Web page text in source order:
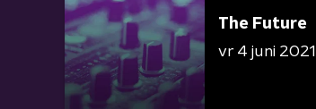
The Future
vr 4 juni 2021